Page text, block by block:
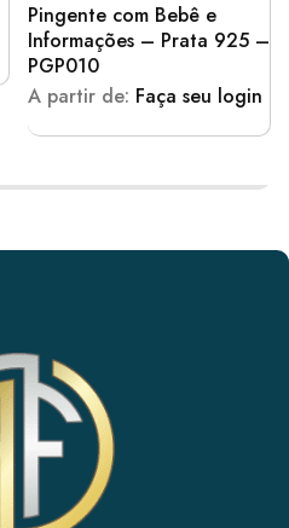
Pingente com Bebê e
Informações – Prata 925 –
PGP010
A partir de: Faça seu login